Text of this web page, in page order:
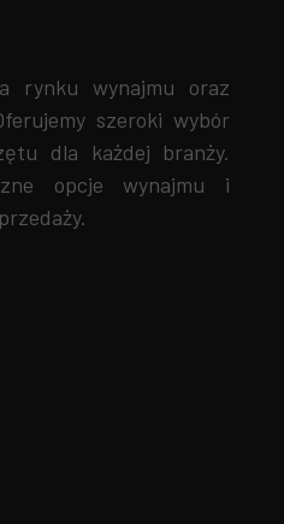
rynku wynajmu oraz
szeroki wybór
dla każdej branży.
opcje wynajmu i